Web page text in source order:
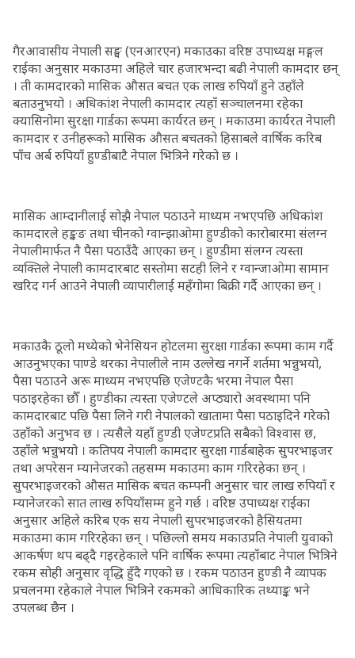
गैरआवासीय नेपाली सङ्घ (एनआरएन) मकाउका वरिष्ठ उपाध्यक्ष मङ्गल
राईका अनुसार मकाउमा अहिले चार हजारभन्दा बढी नेपाली कामदार छन्
। ती कामदारको मासिक औसत बचत एक लाख रुपियाँ हुने उहाँले
बताउनुभयो । अधिकांश नेपाली कामदार त्यहाँ सञ्चालनमा रहेका
क्यासिनोमा सुरक्षा गार्डका रूपमा कार्यरत छन् । मकाउमा कार्यरत नेपाली
कामदार र उनीहरूको मासिक औसत बचतको हिसाबले वार्षिक करिब
पाँच अर्ब रुपियाँ हुण्डीबाटै नेपाल भित्रिने गरेको छ ।
मासिक आम्दानीलाई सोझै नेपाल पठाउने माध्यम नभएपछि अधिकांश
कामदारले हङ्कङ तथा चीनको ग्वान्झाओमा हुण्डीको कारोबारमा संलग्न
नेपालीमार्फत नै पैसा पठाउँदै आएका छन् । हुण्डीमा संलग्न त्यस्ता
व्यक्तिले नेपाली कामदारबाट सस्तोमा सटही लिने र ग्वान्जाओमा सामान
खरिद गर्न आउने नेपाली व्यापारीलाई महँगोमा बिक्री गर्दै आएका छन् ।
मकाउकै ठूलो मध्येको भेनेसियन होटलमा सुरक्षा गार्डका रूपमा काम गर्दै
आउनुभएका पाण्डे थरका नेपालीले नाम उल्लेख नगर्ने शर्तमा भन्नुभयो,
पैसा पठाउने अरू माध्यम नभएपछि एजेण्टकै भरमा नेपाल पैसा
पठाइरहेका छौँ । हुण्डीका त्यस्ता एजेण्टले अप्ठ्यारो अवस्थामा पनि
कामदारबाट पछि पैसा लिने गरी नेपालको खातामा पैसा पठाइदिने गरेको
उहाँको अनुभव छ । त्यसैले यहाँ हुण्डी एजेण्टप्रति सबैको विश्वास छ,
उहाँले भन्नुभयो । कतिपय नेपाली कामदार सुरक्षा गार्डबाहेक सुपरभाइजर
तथा अपरेसन म्यानेजरको तहसम्म मकाउमा काम गरिरहेका छन् ।
सुपरभाइजरको औसत मासिक बचत कम्पनी अनुसार चार लाख रुपियाँ र
म्यानेजरको सात लाख रुपियाँसम्म हुने गर्छ । वरिष्ठ उपाध्यक्ष राईका
अनुसार अहिले करिब एक सय नेपाली सुपरभाइजरको हैसियतमा
मकाउमा काम गरिरहेका छन् । पछिल्लो समय मकाउप्रति नेपाली युवाको
आकर्षण थप बढ्दै गइरहेकाले पनि वार्षिक रूपमा त्यहाँबाट नेपाल भित्रिने
रकम सोही अनुसार वृद्धि हुँदै गएको छ । रकम पठाउन हुण्डी नै व्यापक
प्रचलनमा रहेकाले नेपाल भित्रिने रकमको आधिकारिक तथ्याङ्क भने
उपलब्ध छैन ।